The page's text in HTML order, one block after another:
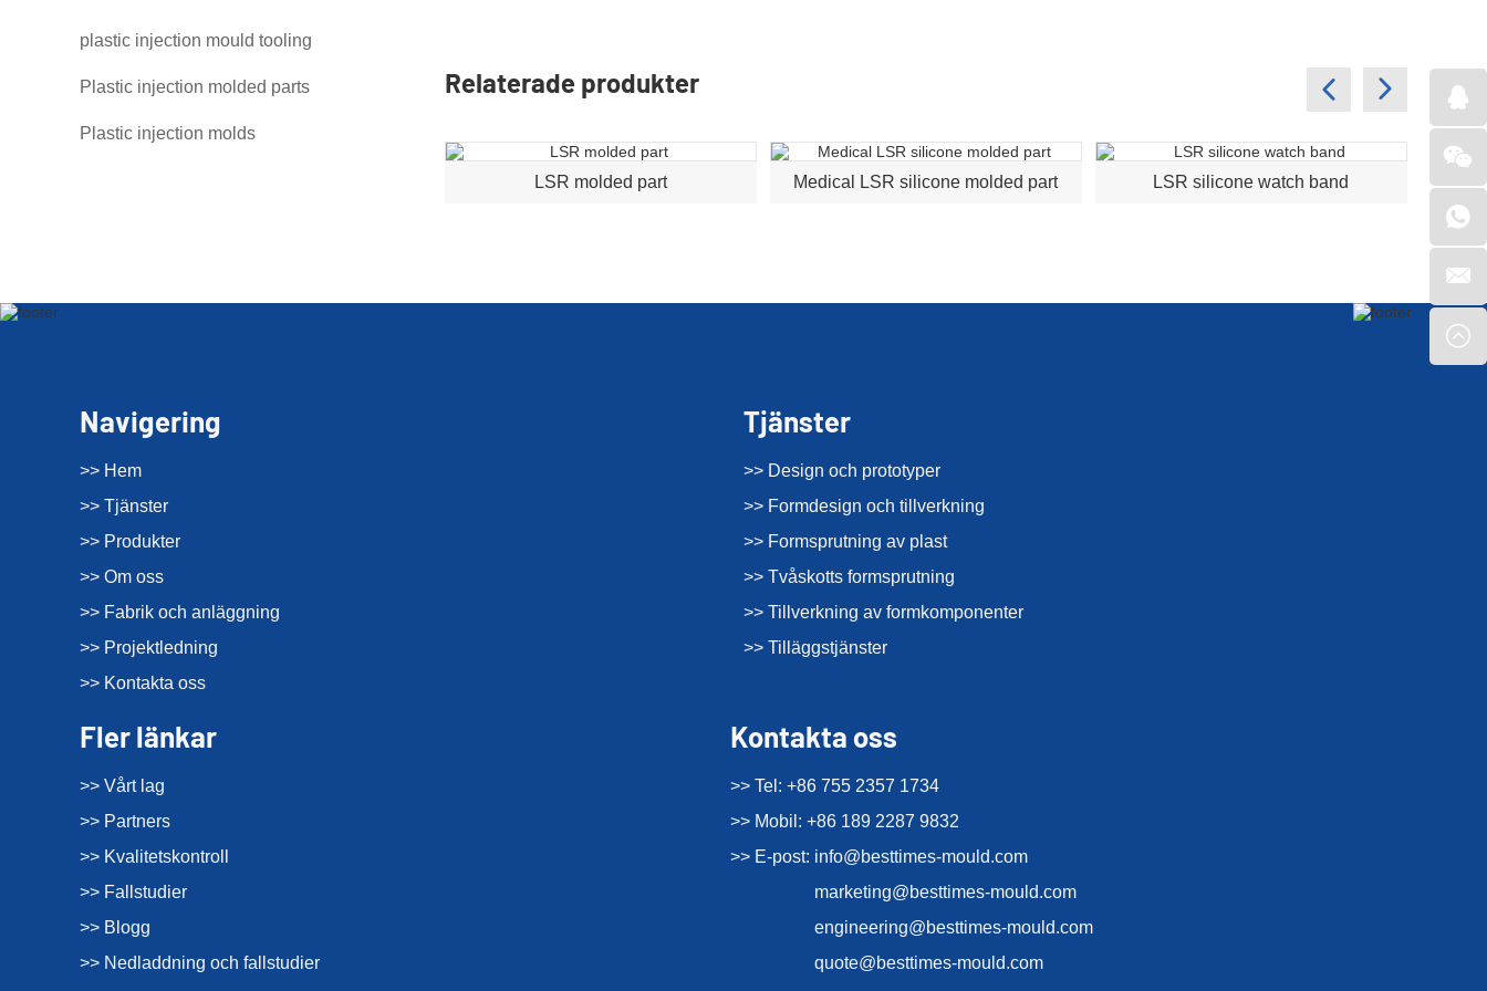
Relaterade produkter
LSR molded part Medical LSR silicone molded part LSR silicone watch band
plastic injection mould tooling
Plastic injection molded parts
Plastic injection molds
Navigering
>> Hem
>> Tjänster
>> Produkter
>> Om oss
>> Fabrik och anläggning
>> Projektledning
>> Kontakta oss
Tjänster
>> Design och prototyper
>> Formdesign och tillverkning
>> Formsprutning av plast
>> Tvåskotts formsprutning
>> Tillverkning av formkomponenter
>> Tilläggstjänster
Fler länkar
>> Vårt lag
>> Partners
>> Kvalitetskontroll
>> Fallstudier
>> Blogg
>> Nedladdning och fallstudier
Kontakta oss
>> Tel: +86 755 2357 1734
>> Mobil: +86 189 2287 9832
>> E-post: info@besttimes-mould.com
marketing@besttimes-mould.com
engineering@besttimes-mould.com
quote@besttimes-mould.com